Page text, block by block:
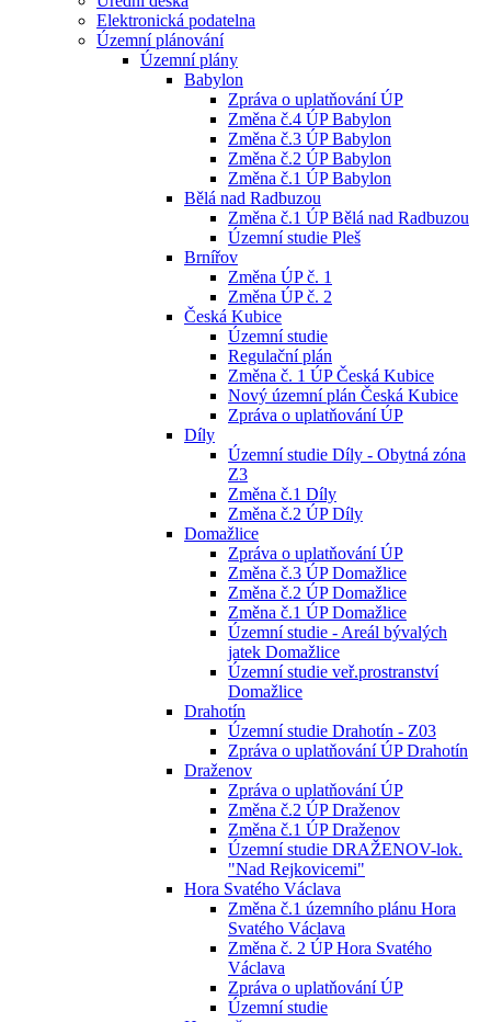
Elektronická podatelna
Územní plánování
Územní plány
Babylon
Zpráva o uplatňování ÚP
Změna č.4 ÚP Babylon
Změna č.3 ÚP Babylon
Změna č.2 ÚP Babylon
Změna č.1 ÚP Babylon
Bělá nad Radbuzou
Změna č.1 ÚP Bělá nad Radbuzou
Územní studie Pleš
Brnířov
Změna ÚP č. 1
Změna ÚP č. 2
Česká Kubice
Územní studie
Regulační plán
Změna č. 1 ÚP Česká Kubice
Nový územní plán Česká Kubice
Zpráva o uplatňování ÚP
Díly
Územní studie Díly - Obytná zóna
Z3
Změna č.1 Díly
Změna č.2 ÚP Díly
Domažlice
Zpráva o uplatňování ÚP
Změna č.3 ÚP Domažlice
Změna č.2 ÚP Domažlice
Změna č.1 ÚP Domažlice
Územní studie - Areál bývalých
jatek Domažlice
Územní studie veř.prostranství
Domažlice
Drahotín
Územní studie Drahotín - Z03
Zpráva o uplatňování ÚP Drahotín
Draženov
Zpráva o uplatňování ÚP
Změna č.2 ÚP Draženov
Změna č.1 ÚP Draženov
Územní studie DRAŽENOV-lok.
"Nad Rejkovicemi"
Hora Svatého Václava
Změna č.1 územního plánu Hora
Svatého Václava
Změna č. 2 ÚP Hora Svatého
Václava
Zpráva o uplatňování ÚP
Územní studie